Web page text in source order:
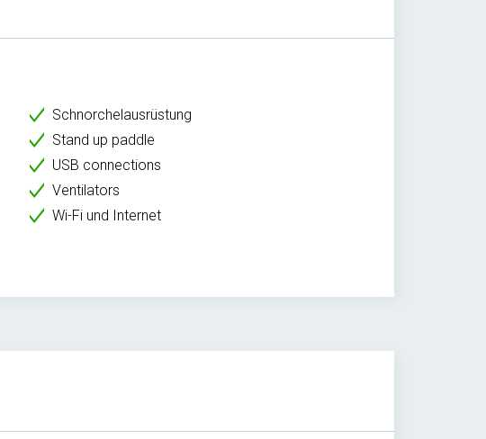
Schnorchelausrüstung
Stand up paddle
USB connections
Ventilators
Wi-Fi und Internet